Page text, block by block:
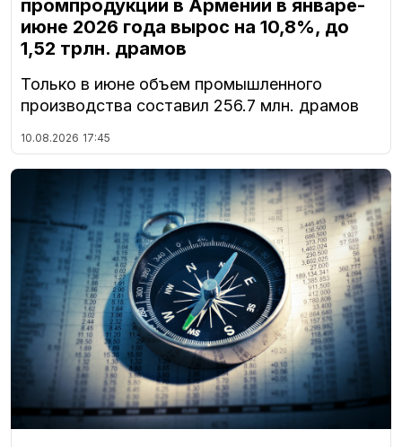
промпродукции в Армении в январе-
июне 2026 года вырос на 10,8%, до
1,52 трлн. драмов
Только в июне объем промышленного
производства составил 256.7 млн. драмов
10.08.2026 17:45